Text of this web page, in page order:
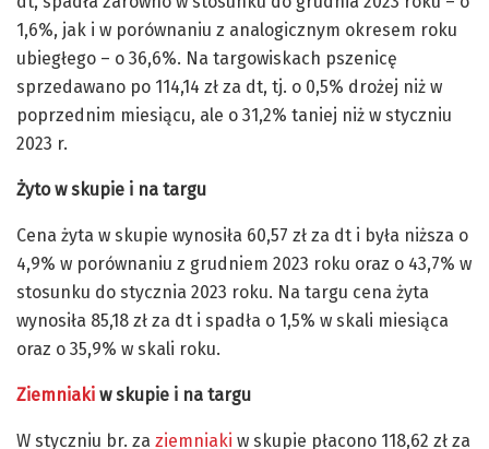
1,6%, jak i w porównaniu z analogicznym okresem roku
ubiegłego – o 36,6%. Na targowiskach pszenicę
sprzedawano po 114,14 zł za dt, tj. o 0,5% drożej niż w
poprzednim miesiącu, ale o 31,2% taniej niż w styczniu
2023 r.
Żyto w skupie i na targu
Cena żyta w skupie wynosiła 60,57 zł za dt i była niższa o
4,9% w porównaniu z grudniem 2023 roku oraz o 43,7% w
stosunku do stycznia 2023 roku. Na targu cena żyta
wynosiła 85,18 zł za dt i spadła o 1,5% w skali miesiąca
oraz o 35,9% w skali roku.
Ziemniaki w skupie i na targu
W styczniu br. za ziemniaki w skupie płacono 118,62 zł za